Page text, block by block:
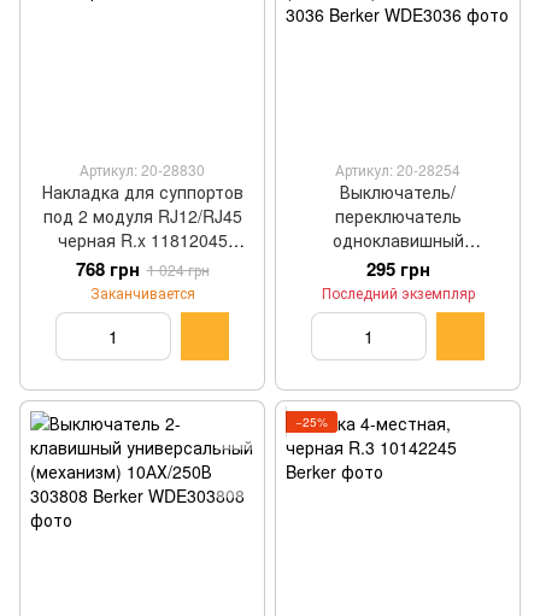
Артикул: 20-28830
Накладка для суппортов
под 2 модуля RJ12/RJ45
черная R.x 11812045
Berker
768 грн 1 024 грн
Заканчивается
Артикул: 20-28254
Выключатель/
переключатель
одноклавишный
(механизм) 10АХ/250В
3036 Berker WDE3036
295 грн
Последний экземпляр
−25%